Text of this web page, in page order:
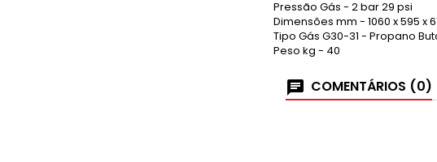
Pressão Gás - 2 bar 29 psi
Dimensões mm - 1060 x 595 x
Tipo Gás G30-31 - Propano
Peso kg - 40
COMENTÁRIOS (0)